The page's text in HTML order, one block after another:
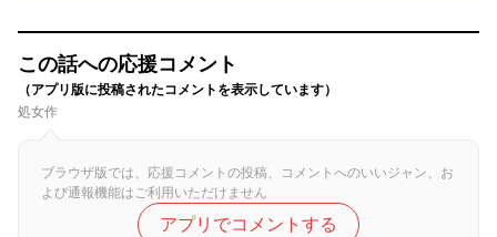
この話への応援コメント
（アプリ版に投稿されたコメントを表示しています）
処女作
ブラウザ版では、応援コメントの投稿、コメントへのいいジャン、お
よび通報機能はご利用いただけません
アプリでコメントする